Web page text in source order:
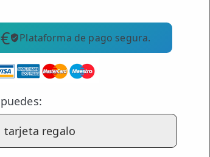
€ Plataforma de pago segura.
tarjeta regalo